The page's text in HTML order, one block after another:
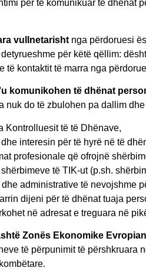
për të komunikuar të dhënat
vullnetarisht nga përdoruesi
për këtë qëllim:
të kontaktit të marra nga
komunikohen të dhënat
nuk do të zbulohen pa dallim
Kontrolluesit të të Dhënave,
interesin për të hyrë në të
profesionale që ofrojnë
të TIK-ut (p.sh.
administrative të nevojshme
dijeni për të dhënat tuaja
në adresat e treguara në
Zonës Ekonomike
të përpunimit të